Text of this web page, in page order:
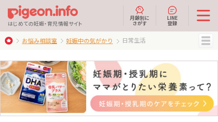
はじめての妊娠・育児情報サイト
月齢別に
さがす
LINE
登録
お悩み相談室 妊娠中の気がかり 日常生活